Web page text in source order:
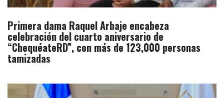
Primera dama Raquel Arbaje encabeza
celebración del cuarto aniversario de
“ChequéateRD”, con más de 123,000 personas
tamizadas